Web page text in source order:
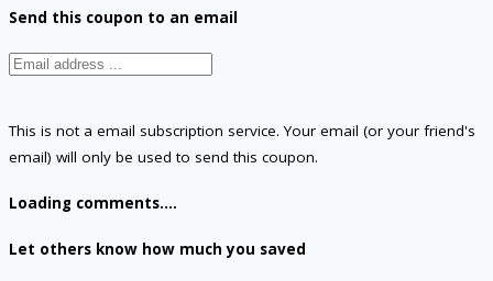
Send this coupon to an email
This is not a email subscription service. Your email (or your friend's
email) will only be used to send this coupon.
Loading comments....
Let others know how much you saved